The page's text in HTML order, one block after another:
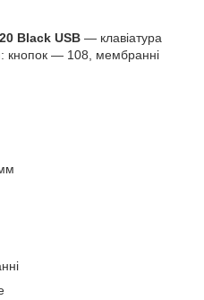
Black USB — клавіатура
кнопок — 108, мембранні